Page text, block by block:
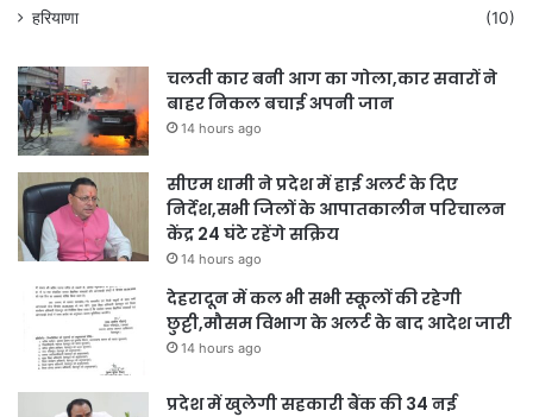
हरियाणा
(10)
चलती कार बनी आग का गोला,कार सवारों ने
बाहर निकल बचाई अपनी जान
14 hours ago
सीएम धामी ने प्रदेश में हाई अलर्ट के दिए
निर्देश,सभी जिलों के आपातकालीन परिचालन
केंद्र 24 घंटे रहेंगे सक्रिय
14 hours ago
देहरादून में कल भी सभी स्कूलों की रहेगी
छुट्टी,मौसम विभाग के अलर्ट के बाद आदेश जारी
14 hours ago
प्रदेश में खुलेगी सहकारी बैंक की 34 नई